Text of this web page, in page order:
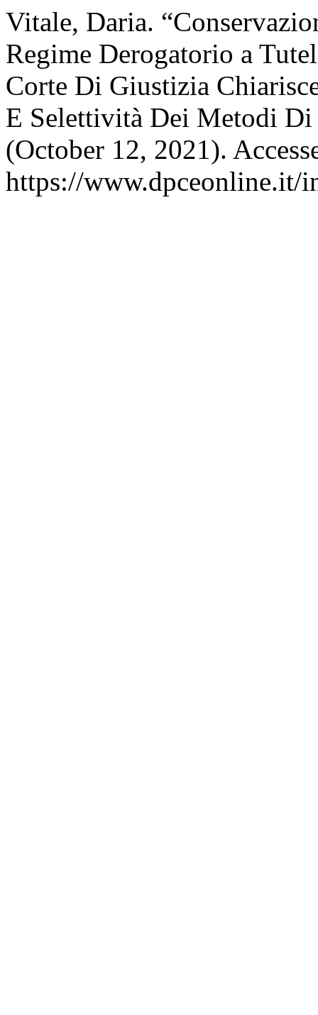
Vitale, Daria.
Regime Derogatorio a
Corte Di Giustizia
E Selettività Dei Metodi
(October 12, 2021).
https://www.dpceonline.it/